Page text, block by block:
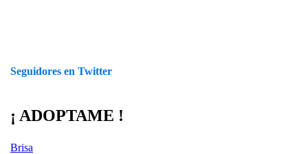
Seguidores en Twitter
¡ ADOPTAME !
Brisa